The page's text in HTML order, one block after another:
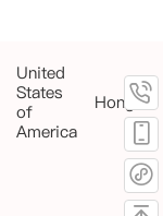
United
States
of
America